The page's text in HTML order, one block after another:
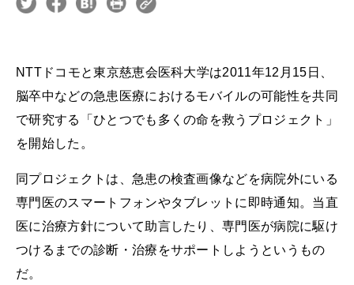
NTTドコモと東京慈恵会医科大学は2011年12月15日、
脳卒中などの急患医療におけるモバイルの可能性を共同
で研究する「ひとつでも多くの命を救うプロジェクト」
を開始した。
同プロジェクトは、急患の検査画像などを病院外にいる
専門医のスマートフォンやタブレットに即時通知。当直
医に治療方針について助言したり、専門医が病院に駆け
つけるまでの診断・治療をサポートしようというもの
だ。